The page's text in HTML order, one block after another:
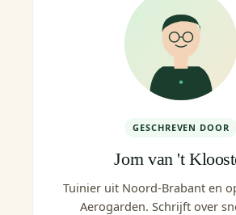
GESCHREVEN DOOR
Jorn van 't
Tuinier uit Noord-Brabant en
Aerogarden. Schrijft over